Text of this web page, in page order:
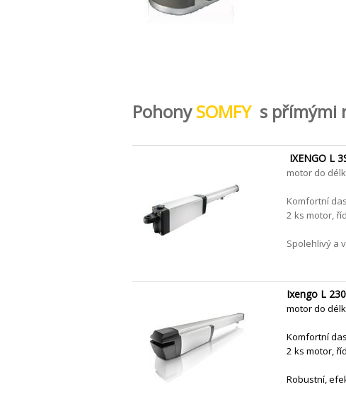
PohonySOMFYs přímými
IXENGO L
motor do
Komfortní
2 ks motor,
Spolehlivý a
Ixengo L
motor do
Komfortní
2 ks motor,
Robustní,